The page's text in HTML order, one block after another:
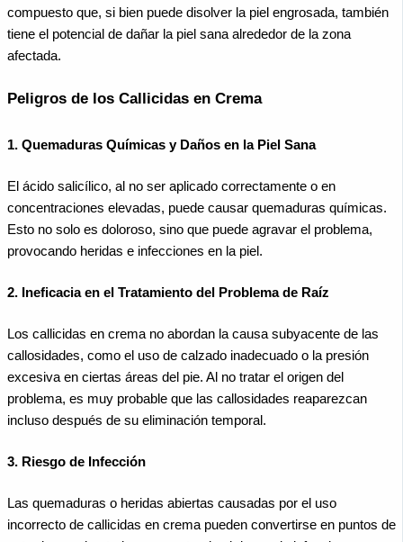
compuesto que, si bien puede disolver la piel engrosada, también
tiene el potencial de dañar la piel sana alrededor de la zona
afectada.
Peligros de los Callicidas en Crema
1. Quemaduras Químicas y Daños en la Piel Sana
El ácido salicílico, al no ser aplicado correctamente o en
concentraciones elevadas, puede causar quemaduras químicas.
Esto no solo es doloroso, sino que puede agravar el problema,
provocando heridas e infecciones en la piel.
2. Ineficacia en el Tratamiento del Problema de Raíz
Los callicidas en crema no abordan la causa subyacente de las
callosidades, como el uso de calzado inadecuado o la presión
excesiva en ciertas áreas del pie. Al no tratar el origen del
problema, es muy probable que las callosidades reaparezcan
incluso después de su eliminación temporal.
3. Riesgo de Infección
Las quemaduras o heridas abiertas causadas por el uso
incorrecto de callicidas en crema pueden convertirse en puntos de